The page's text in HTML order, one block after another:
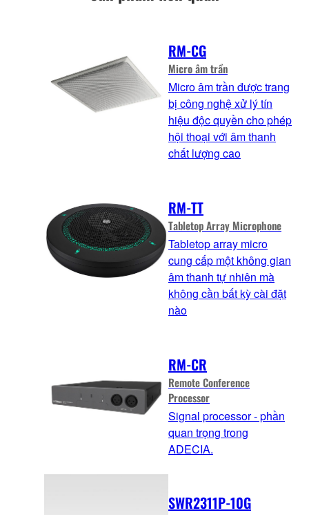
RM-CG
Micro âm trần
Micro âm trần được trang
bị công nghệ xử lý tín
hiệu độc quyền cho phép
hội thoại với âm thanh
chất lượng cao
RM-TT
Tabletop Array Microphone
Tabletop array micro
cung cấp một không gian
âm thanh tự nhiên mà
không cần bất kỳ cài đặt
nào
RM-CR
Remote Conference
Processor
Signal processor - phần
quan trọng trong
ADECIA.
SWR2311P-10G